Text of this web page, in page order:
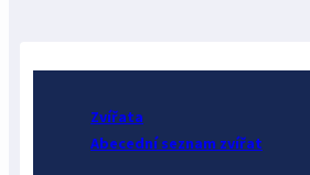
Zvířata
Abecední seznam zvířat